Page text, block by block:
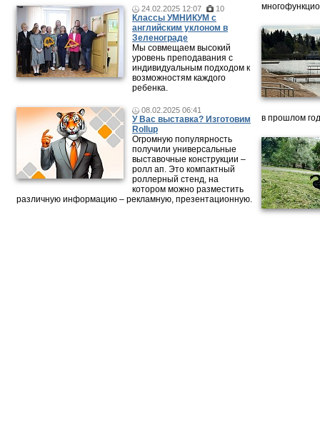
24.02.2025 12:07 10
Классы УМНИКУМ с
английским уклоном в
Зеленограде
Мы совмещаем высокий
уровень преподавания с
индивидуальным подходом к
возможностям каждого
ребенка.
08.02.2025 06:41
У Вас выставка? Изготовим
Rollup
Огромную популярность
получили универсальные
выставочные конструкции –
ролл ап. Это компактный
роллерный стенд, на
котором можно разместить
различную информацию – рекламную, презентационную.
в прошлом